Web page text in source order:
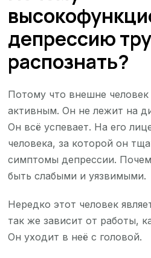
депрессию
распознать?
Потому что внешне
активным. Он не лежит на
Он всё успевает. На его
человека, за которой он
симптомы депрессии.
быть слабыми и уязвимыми.
Нередко этот человек
так же зависит от работы,
Он уходит в неё с головой.